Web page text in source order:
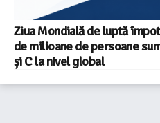
Ziua Mondială de luptă
de milioane de persoane
și C la nivel global